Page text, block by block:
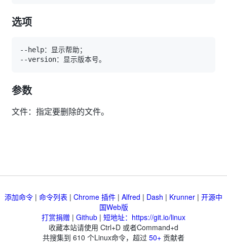
选项
参数
文件：指定要删除的文件。
添加命令 | 命令列表 | Chrome 插件 | Alfred | Dash | Krunner | 开源中
国Web版
打赏捐赠 | Github | 短地址：https://git.io/linux
收藏本站请使用 Ctrl+D 或者Command+d
共搜集到 610 个Linux命令，超过 50+ 贡献者